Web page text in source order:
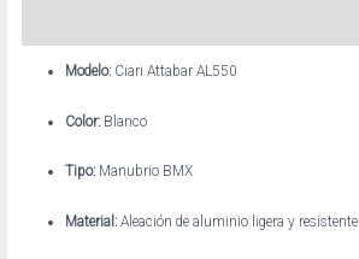
Modelo:Ciari Attabar AL550
Color:Blanco
Tipo:Manubrio BMX
Material:Aleación de aluminio ligera y resistente